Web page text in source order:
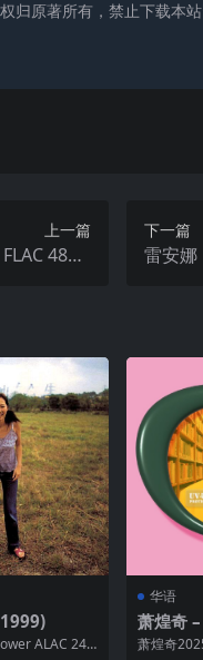
归原著所有，禁止下载本
上一篇
48kH
下一篇
雷安娜
ALAC 24B
华语
萧煌奇
的人
萧煌奇